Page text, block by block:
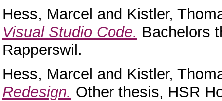
Hess, Marcel and Kistler,
Visual Studio Code. Bachelors
Rapperswil.
Hess, Marcel and Kistler,
Redesign. Other thesis, HSR